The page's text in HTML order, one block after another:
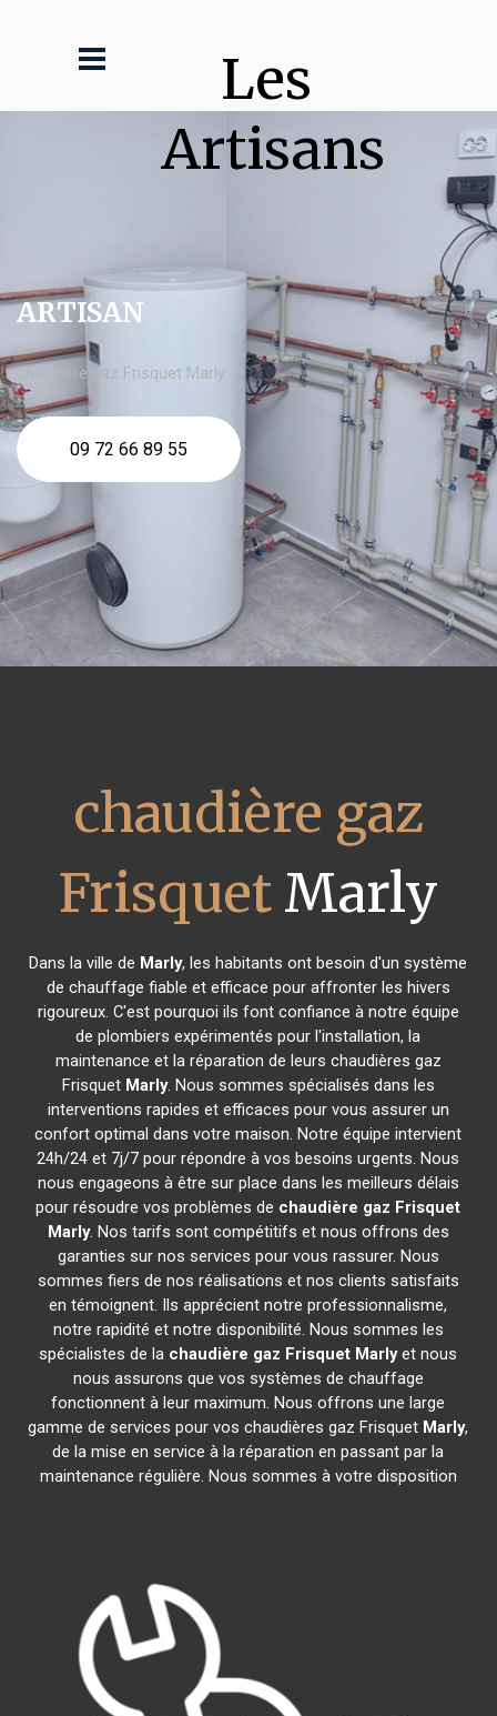
Les
Artisans
ARTISAN
chaudière gaz Frisquet Marly
09 72 66 89 55
chaudière gaz
FrisquetMarly
Dans la ville de Marly, les habitants ont besoin d'un système
de chauffage fiable et efficace pour affronter les hivers
rigoureux. C'est pourquoi ils font confiance à notre équipe
de plombiers expérimentés pour l'installation, la
maintenance et la réparation de leurs chaudières gaz
Frisquet Marly. Nous sommes spécialisés dans les
interventions rapides et efficaces pour vous assurer un
confort optimal dans votre maison. Notre équipe intervient
24h/24 et 7j/7 pour répondre à vos besoins urgents. Nous
nous engageons à être sur place dans les meilleurs délais
pour résoudre vos problèmes de chaudière gaz Frisquet
Marly. Nos tarifs sont compétitifs et nous offrons des
garanties sur nos services pour vous rassurer. Nous
sommes fiers de nos réalisations et nos clients satisfaits
en témoignent. Ils apprécient notre professionnalisme,
notre rapidité et notre disponibilité. Nous sommes les
spécialistes de la chaudière gaz Frisquet Marlyet nous
nous assurons que vos systèmes de chauffage
fonctionnent à leur maximum. Nous offrons une large
gamme de services pour vos chaudières gaz Frisquet Marly,
de la mise en service à la réparation en passant par la
maintenance régulière. Nous sommes à votre disposition